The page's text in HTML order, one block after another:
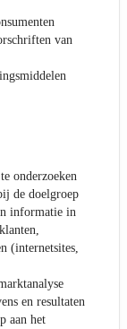
van
onderzoeken
de doelgroep
informatie in
(internetsites,
en resultaten
aan het